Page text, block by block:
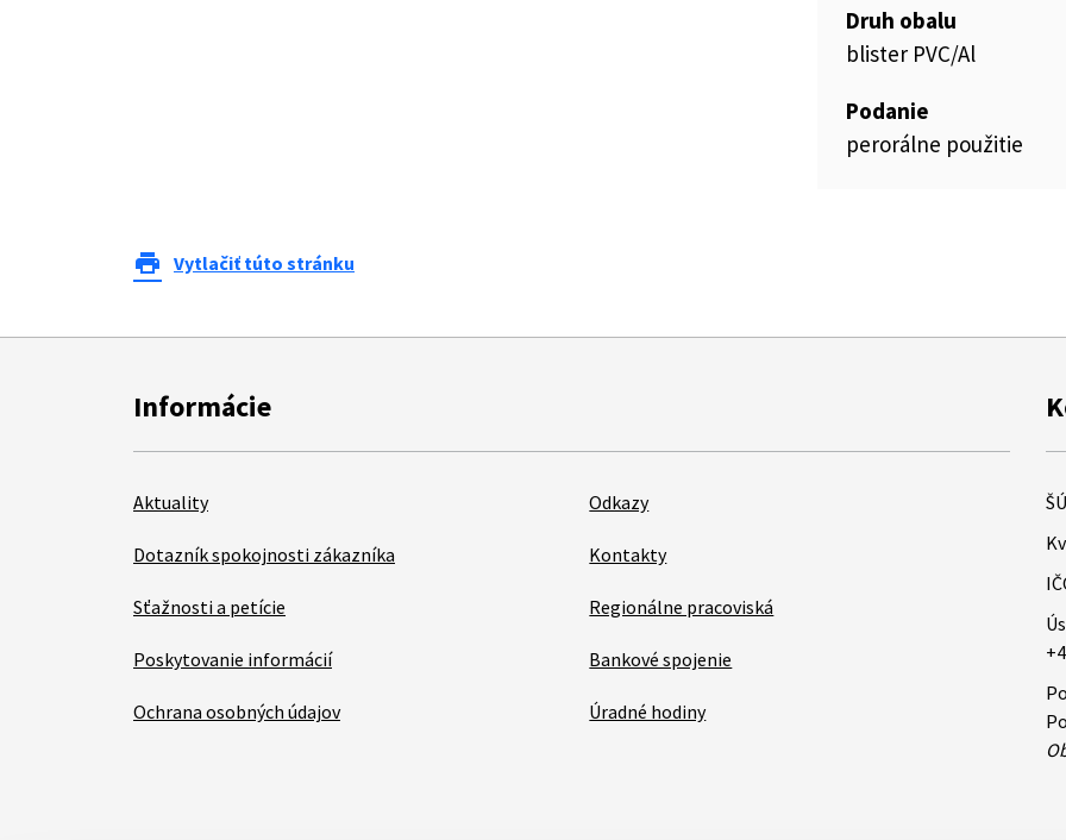
Druh obalu
blister PVC/Al
Podanie
perorálne použitie
print Vytlačiť túto stránku
Informácie
Aktuality
Dotazník spokojnosti zákazníka
Sťažnosti a petície
Poskytovanie informácií
Ochrana osobných údajov
Odkazy
Kontakty
Regionálne pracoviská
Bankové spojenie
Úradné hodiny